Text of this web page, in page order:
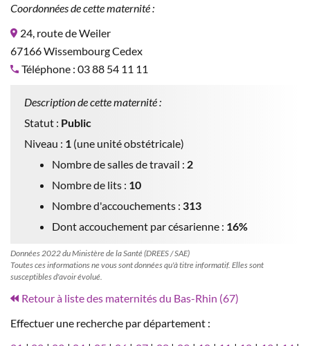
Coordonnées de cette maternité :
24, route de Weiler
67166 Wissembourg Cedex
Téléphone : 03 88 54 11 11
Description de cette maternité :
Statut : Public
Niveau : 1 (une unité obstétricale)
Nombre de salles de travail : 2
Nombre de lits : 10
Nombre d'accouchements : 313
Dont accouchement par césarienne : 16%
Données 2022 du Ministère de la Santé (DREES / SAE)
Toutes ces informations ne vous sont données qu'à titre informatif. Elles sont
susceptibles d'avoir évolué.
Retour à liste des maternités du Bas-Rhin (67)
Effectuer une recherche par département :